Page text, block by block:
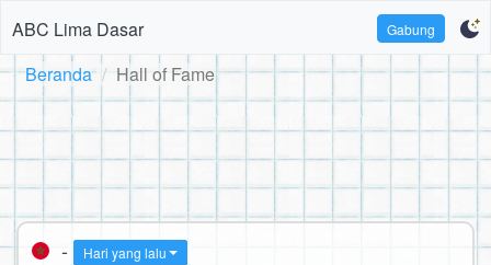
ABC Lima Dasar Gabung
Beranda Hall of Fame
- Hari yang lalu